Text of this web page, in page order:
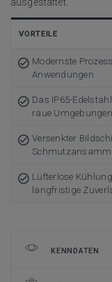
VORTEILE
Modernste
Anwendungen
Das IP65-
raue
Versenkter
Lüfterlose
langfristige
KENNDATEN